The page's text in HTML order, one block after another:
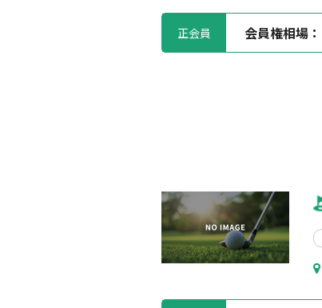
正会員 会員権相場：